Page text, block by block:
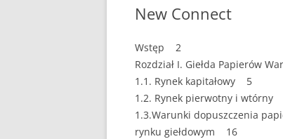
EKOLOGIA
New Connect
Wstęp 2
Rozdział I. Giełda Papierów
1.1. Rynek kapitałowy 5
1.2. Rynek pierwotny i wtórny
1.3.Warunki dopuszczenia
rynku giełdowym 16